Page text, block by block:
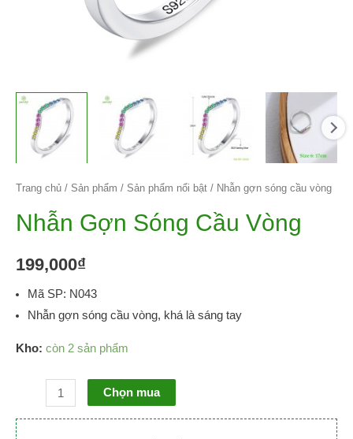
Trang chủ / Sản phẩm / Sản phẩm nổi bật / Nhẫn gợn sóng cầu vòng
Nhẫn Gợn Sóng Cầu Vòng
199,000₫
Mã SP: N043
Nhẫn gợn sóng cầu vòng, khá là sáng tay
Kho: còn 2 sản phẩm
Chọn mua